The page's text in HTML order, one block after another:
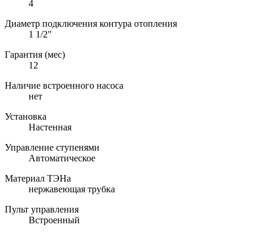
4
Диаметр подключения контура отопления
1 1/2"
Гарантия (мес)
12
Наличие встроенного насоса
нет
Установка
Настенная
Управление ступенями
Автоматическое
Материал ТЭНа
нержавеющая трубка
Пульт управления
Встроенный